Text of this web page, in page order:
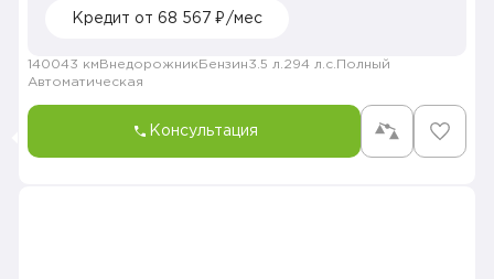
Кредит от 68 567 ₽/мес
140043 км Внедорожник Бензин3.5 л. 294 л.с. Полный
Автоматическая
Консультация